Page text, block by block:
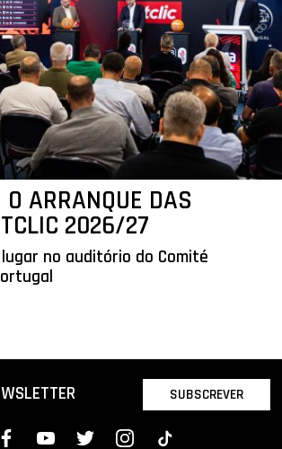
O ARRANQUE DAS
2026/27
no auditório do Comité
SUBSCREVER